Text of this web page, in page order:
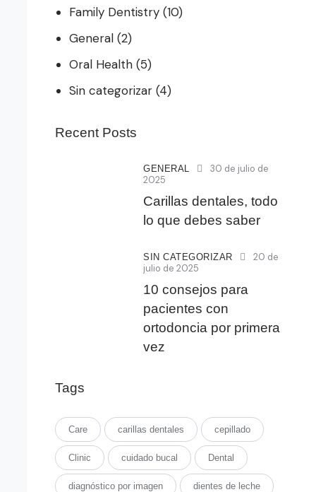
Family Dentistry (10)
General (2)
Oral Health (5)
Sin categorizar (4)
Recent Posts
GENERAL
30 de julio de
2025
Carillas dentales, todo
lo que debes saber
SIN CATEGORIZAR
20 de
julio de 2025
10 consejos para
pacientes con
ortodoncia por primera
vez
Tags
Care carillas dentales cepillado
Clinic cuidado bucal Dental
diagnóstico por imagen dientes de leche